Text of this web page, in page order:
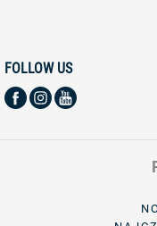
FOLLOW US